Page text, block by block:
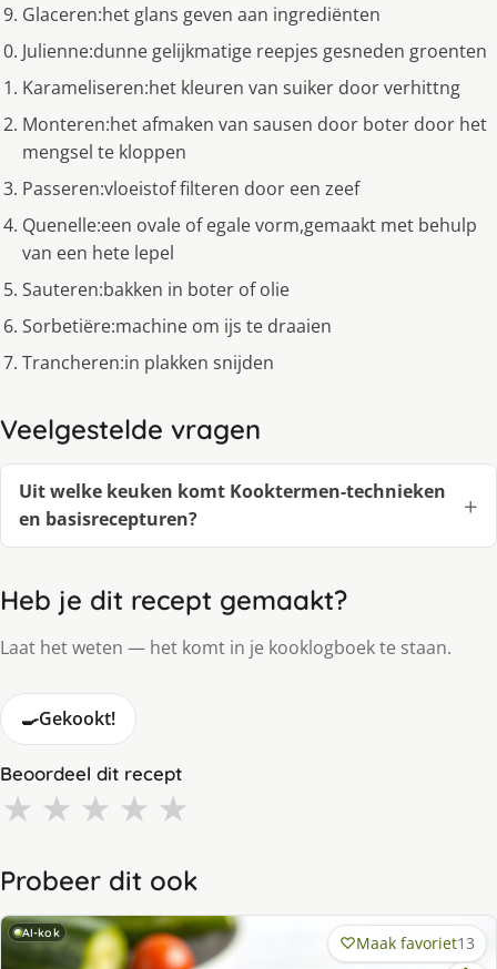
Glaceren:het glans geven aan ingrediënten
Julienne:dunne gelijkmatige reepjes gesneden groenten
Karameliseren:het kleuren van suiker door verhittng
Monteren:het afmaken van sausen door boter door het
mengsel te kloppen
Passeren:vloeistof filteren door een zeef
Quenelle:een ovale of egale vorm,gemaakt met behulp
van een hete lepel
Sauteren:bakken in boter of olie
Sorbetiëre:machine om ijs te draaien
Trancheren:in plakken snijden
Veelgestelde vragen
Uit welke keuken komt Kooktermen-technieken
en basisrecepturen?
Heb je dit recept gemaakt?
Laat het weten — het komt in je kooklogboek te staan.
🍳Gekookt!
Beoordeel dit recept
★ ★ ★ ★ ★
Probeer dit ook
AI-kok Maak favoriet13